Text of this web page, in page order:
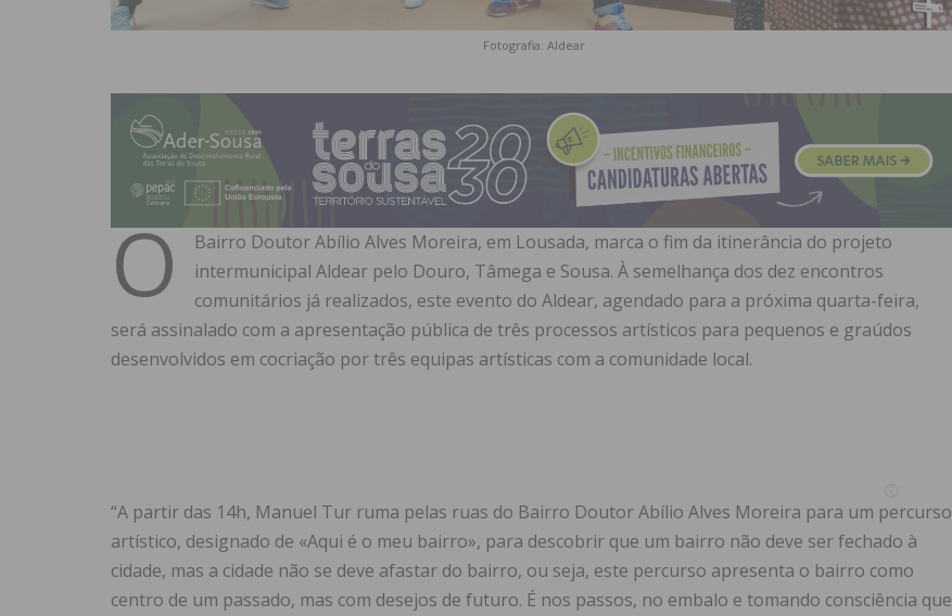
Fotografia: Aldear
O
Bairro Doutor Abílio Alves Moreira, em Lousada, marca o fim da itinerância do projeto
intermunicipal Aldear pelo Douro, Tâmega e Sousa. À semelhança dos dez encontros
comunitários já realizados, este evento do Aldear, agendado para a próxima quarta-feira,
será assinalado com a apresentação pública de três processos artísticos para pequenos e graúdos
desenvolvidos em cocriação por três equipas artísticas com a comunidade local.
“A partir das 14h, Manuel Tur ruma pelas ruas do Bairro Doutor Abílio Alves Moreira para um percurso
artístico, designado de «Aqui é o meu bairro», para descobrir que um bairro não deve ser fechado à
cidade, mas a cidade não se deve afastar do bairro, ou seja, este percurso apresenta o bairro como
centro de um passado, mas com desejos de futuro. É nos passos, no embalo e tomando consciência que